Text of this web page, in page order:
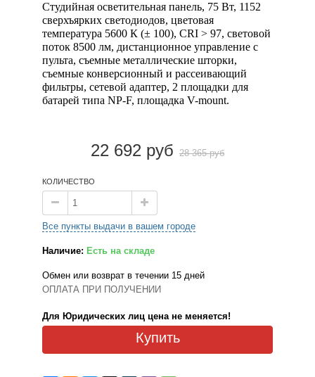
Студийная осветительная панель, 75 Вт, 1152
сверхъярких светодиодов, цветовая
температура 5600 К (± 100), CRI > 97, световой
поток 8500 лм, дистанционное управление с
пульта, съемные металлические шторки,
съемные конверсионный и рассеивающий
фильтры, сетевой адаптер, 2 площадки для
батарей типа NP-F, площадка V-mount.
22 692 руб 28 365 руб
КОЛИЧЕСТВО
Все пункты выдачи в вашем городе
Наличие: Есть на складе
Обмен или возврат в течении 15 дней
ОПЛАТА ПРИ ПОЛУЧЕНИИ
Для Юридических лиц цена не меняется!
Купить